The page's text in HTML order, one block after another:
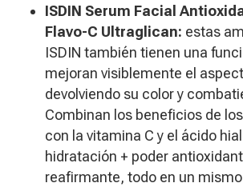
ISDIN Serum Facial
Flavo-C Ultraglican: estas
ISDIN también tienen una
mejoran visiblemente el
devolviendo su color y
Combinan los beneficios de
con la vitamina C y el ácido
hidratación + poder
reafirmante, todo en un